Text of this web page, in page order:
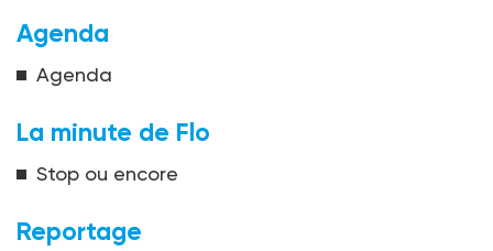
Agenda
Agenda
La minute de Flo
Stop ou encore
Reportage